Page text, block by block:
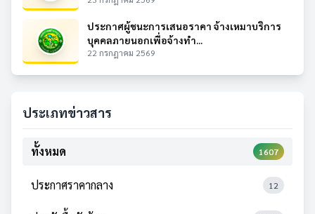
ประกาศผู้ชนะการเสนอราคา จ้างเหมาบริการ
บุคคลภายนอกเพื่อจ้างทำ...
22 กรกฎาคม 2569
ประเภทข่าวสาร
ทั้งหมด 1607
ประกาศราคากลาง 12